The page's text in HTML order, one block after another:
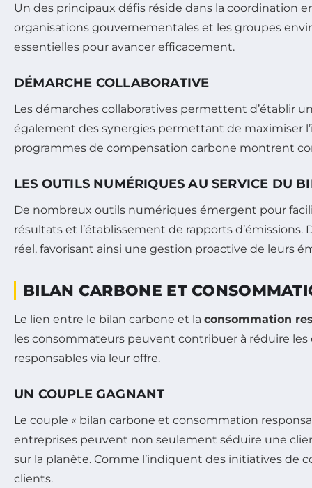
Un des principaux défis réside dans la coordination
organisations gouvernementales et les groupes
essentielles pour avancer efficacement.
DÉMARCHE COLLABORATIVE
Les démarches collaboratives permettent d’établir
également des synergies permettant de maximiser
programmes de compensation carbone montrent
LES OUTILS NUMÉRIQUES AU SERVICE DU
De nombreux outils numériques émergent pour
résultats et l’établissement de rapports d’émissions.
réel, favorisant ainsi une gestion proactive de leurs
BILAN CARBONE ET
Le lien entre le bilan carbone et la consommation
les consommateurs peuvent contribuer à réduire
responsables via leur offre.
UN COUPLE GAGNANT
Le couple « bilan carbone et consommation
entreprises peuvent non seulement séduire une
sur la planète. Comme l’indiquent des initiatives de
clients.